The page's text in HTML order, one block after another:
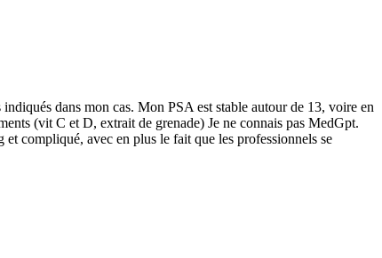
dans mon cas. Mon PSA est stable autour de 13, voire en
(vit C et D, extrait de grenade) Je ne connais pas MedGpt.
compliqué, avec en plus le fait que les professionnels se